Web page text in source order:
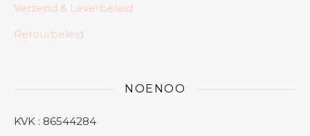
Verzend & Leverbeleid
Retourbeleid
NOENOO
KVK : 86544284